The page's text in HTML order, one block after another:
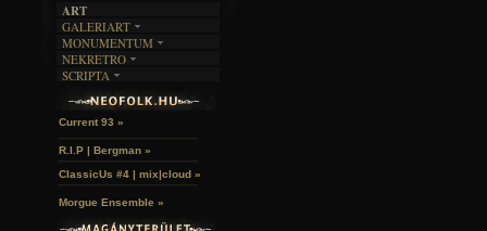
ART
GALERIART
ARTGALERI
KÉPREGÉNYEK
LAKÁSKULTS
MONUMENTUM
TEMETŐK
TEMPLOMOK
VÁRAK
HELYEK
NEKRETRO
SZUBKULT
FEKETE LYUK
RELIKVIÁK
SCRIPTA
NOVELLÁK
Current 93 »
R.I.P | Bergman »
ClassicUs #4 | mix|cloud »
Morgue Ensemble »